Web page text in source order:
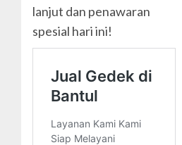
lanjut dan penawaran
spesial hari ini!